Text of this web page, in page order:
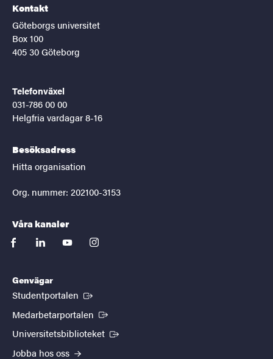
Kontakt
Göteborgs universitet
Box 100
405 30 Göteborg
Telefonväxel
031-786 00 00
Helgfria vardagar 8-16
Besöksadress
Hitta organisation
Org. nummer: 202100-3153
Våra kanaler
facebooklinkedinyoutubeinstagram
Genvägar
Studentportalen (Extern länk)
Medarbetarportalen (Extern länk)
Universitetsbiblioteket (Extern länk)
Jobba hos oss